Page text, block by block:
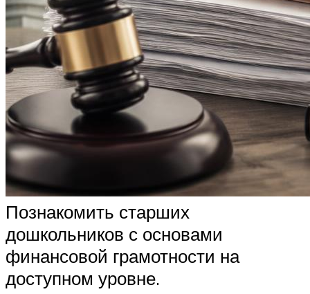
Познакомить старших
дошкольников с основами
финансовой грамотности на
доступном уровне.